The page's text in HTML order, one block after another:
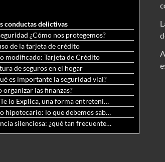
para
aumentar
o
disminuir
el
volumen.
conductas delictivas
¿Cómo nos protegemos?
de la tarjeta de crédito
modificado: Tarjeta de Crédito
de seguros en el hogar
es importante la seguridad vial?
organizar las finanzas?
8. Diego Te lo Explica, una forma entretenida y diferente de aprender matemáticas y ciencias
9. Crédito hipotecario: lo que debemos saber previo a adquirir nuestra vivienda
10. Renuncia silenciosa: ¿qué tan frecuente es?